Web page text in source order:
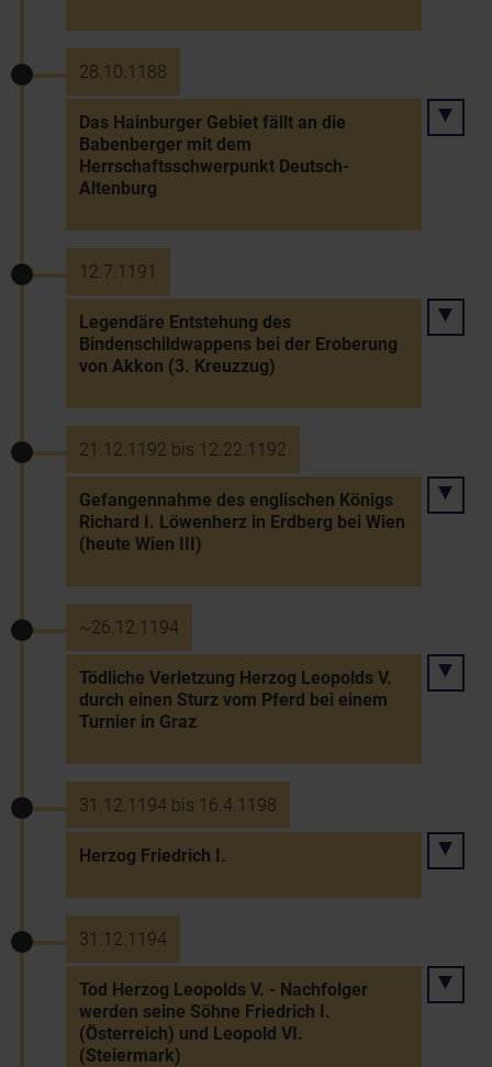
28.10.1188
Das Hainburger Gebiet fällt an die
Babenberger mit dem
Herrschaftsschwerpunkt Deutsch-
Altenburg
12.7.1191
Legendäre Entstehung des
Bindenschildwappens bei der Eroberung
von Akkon (3. Kreuzzug)
21.12.1192 bis 12.22.1192
Gefangennahme des englischen Königs
Richard I. Löwenherz in Erdberg bei Wien
(heute Wien III)
~26.12.1194
Tödliche Verletzung Herzog Leopolds V.
durch einen Sturz vom Pferd bei einem
Turnier in Graz
31.12.1194 bis 16.4.1198
Herzog Friedrich I.
31.12.1194
Tod Herzog Leopolds V. - Nachfolger
werden seine Söhne Friedrich I.
(Österreich) und Leopold VI.
(Steiermark)